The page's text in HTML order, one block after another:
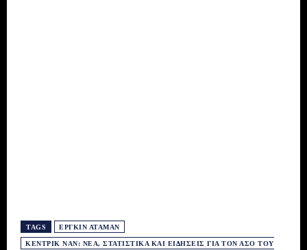
TAGS ΕΡΓΚΊΝ ΑΤΑΜΆΝ
ΚΈΝΤΡΙΚ ΝΑΝ: ΝΈΑ, ΣΤΑΤΙΣΤΙΚΆ ΚΑΙ ΕΙΔΉΣΕΙΣ ΓΙΑ ΤΟΝ ΆΣΟ ΤΟΥ